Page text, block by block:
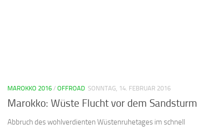
MAROKKO 2016 / OFFROAD SONNTAG, 14. FEBRUAR 2016
Marokko: Wüste Flucht vor dem Sandsturm
Abbruch des wohlverdienten Wüstenruhetages im schnell